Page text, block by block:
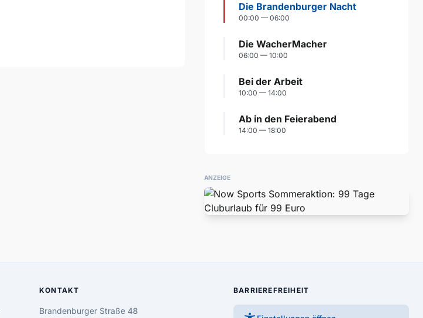
Die Brandenburger Nacht
00:00 — 06:00
Die WacherMacher
06:00 — 10:00
Bei der Arbeit
10:00 — 14:00
Ab in den Feierabend
14:00 — 18:00
ANZEIGE
KONTAKT
Brandenburger Straße 48
BARRIEREFREIHEIT